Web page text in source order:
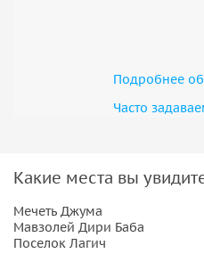
Подробнее об
Часто
Какие места вы
Мечеть Джума
Мавзолей Дири Баба
Поселок Лагич